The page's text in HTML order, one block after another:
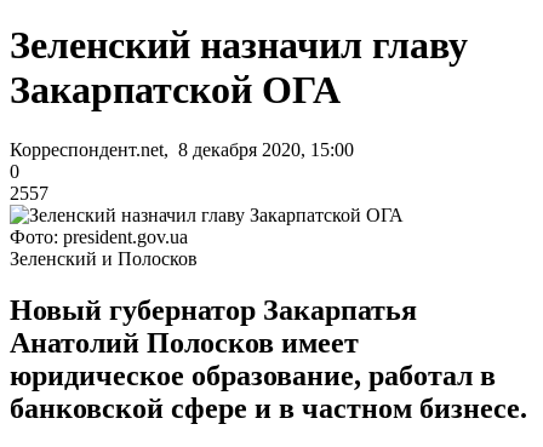
Зеленский назначил главу
Закарпатской ОГА
Корреспондент.net, 8 декабря 2020, 15:00
0
2557
Фото: president.gov.ua
Зеленский и Полосков
Новый губернатор Закарпатья
Анатолий Полосков имеет
юридическое образование, работал в
банковской сфере и в частном бизнесе.